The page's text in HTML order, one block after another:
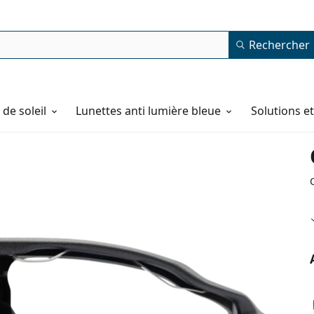
Rechercher
soleil Lunettes anti lumière bleue Solutions